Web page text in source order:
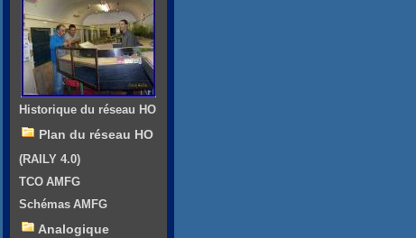
Historique du réseau HO
Plan du réseau HO
(RAILY 4.0)
TCO AMFG
Schémas AMFG
Analogique